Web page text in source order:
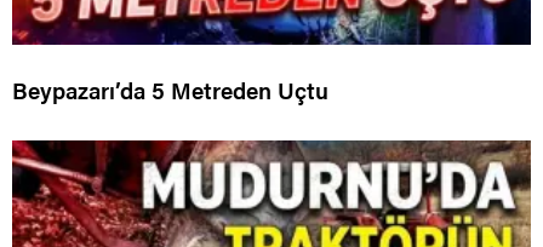
Beypazarı’da 5 Metreden Uçtu